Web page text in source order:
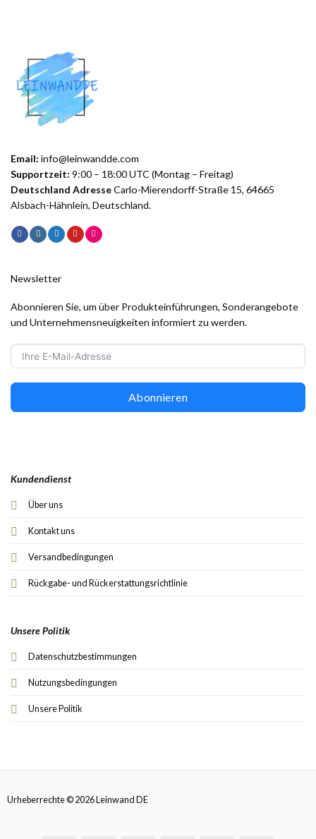
Email: info@leinwandde.com
Supportzeit: 9:00 – 18:00 UTC (Montag – Freitag)
Deutschland AdresseCarlo-Mierendorff-Straße 15, 64665
Alsbach-Hähnlein, Deutschland.
Kundendienst
Über uns
Kontakt uns
Versandbedingungen
Rückgabe- und Rückerstattungsrichtlinie
Unsere Politik
Datenschutzbestimmungen
Nutzungsbedingungen
Unsere Politik
Newsletter
Abonnieren Sie, um über Produkteinführungen, Sonderangebote
und Unternehmensneuigkeiten informiert zu werden.
Abonnieren
Urheberrechte © 2026 Leinwand DE